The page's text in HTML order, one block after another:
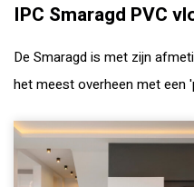
IPC Smaragd PVC
De Smaragd is met zijn
het meest overheen met een